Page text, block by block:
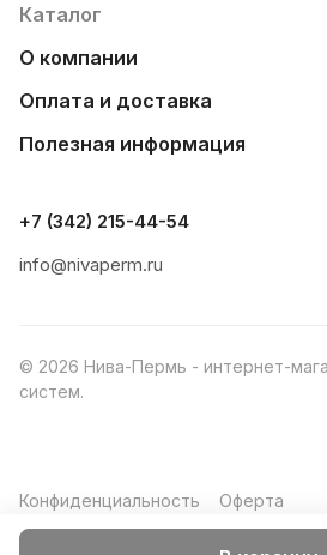
предоставляем необходимую
помощь по запросу клиентов.
Каталог
О компании
Оплата и доставка
Полезная информация
+7 (342) 215-44-54
info@nivaperm.ru
© 2026 Нива-Пермь - интернет-
систем.
Конфиденциальность Оферта